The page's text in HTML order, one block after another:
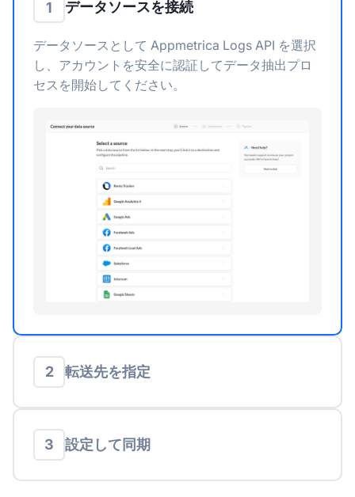
1 データソースを接続
データソースとして Appmetrica Logs API を選択
し、アカウントを安全に認証してデータ抽出プロ
セスを開始してください。
2 転送先を指定
3 設定して同期